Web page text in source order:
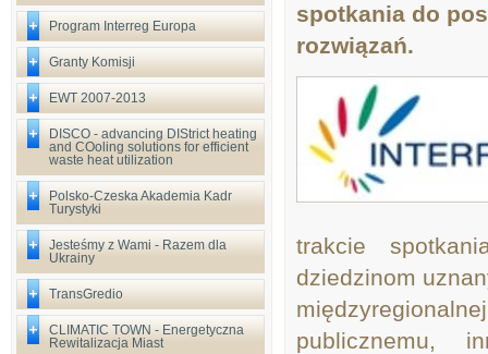
Program Interreg Europa
Granty Komisji
EWT 2007-2013
DISCO - advancing DIStrict heating
and COoling solutions for efficient
waste heat utilization
Polsko-Czeska Akademia Kadr
Turystyki
Jesteśmy z Wami - Razem dla
Ukrainy
TransGredio
CLIMATIC TOWN - Energetyczna
Rewitalizacja Miast
spotkania do
rozwiązań.
trakcie
dziedzinom
publicznemu,